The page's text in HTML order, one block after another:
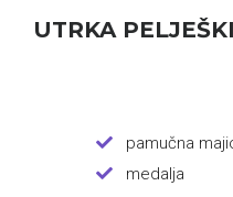
UTRKA
pamučna
medalja